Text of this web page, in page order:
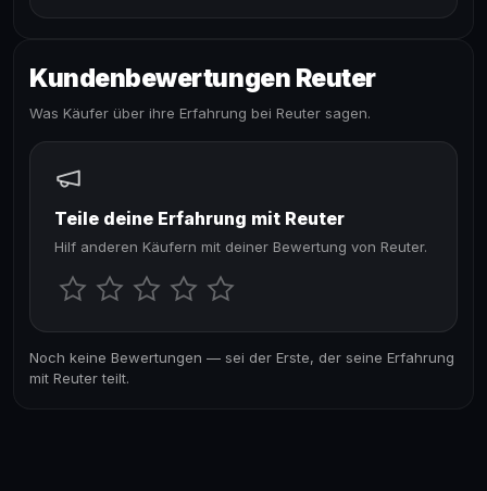
Kundenbewertungen Reuter
Was Käufer über ihre Erfahrung bei Reuter sagen.
Teile deine Erfahrung mit Reuter
Hilf anderen Käufern mit deiner Bewertung von Reuter.
Noch keine Bewertungen — sei der Erste, der seine Erfahrung
mit Reuter teilt.